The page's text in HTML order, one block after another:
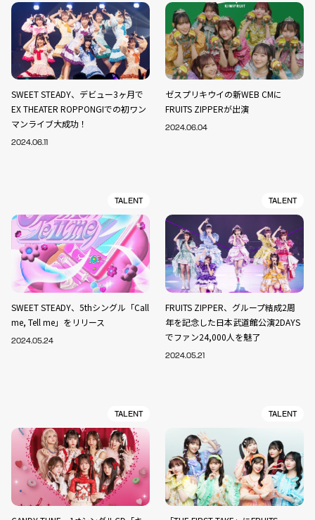
SWEET STEADY、デビュー3ヶ月で
EX THEATER ROPPONGIでの初ワン
マンライブ大成功！
2024.06.11
ゼスプリキウイの新WEB CMに
FRUITS ZIPPERが出演
2024.06.04
TALENT
SWEET STEADY、5thシングル「Call
me, Tell me」をリリース
2024.05.24
TALENT
FRUITS ZIPPER、グループ結成2周
年を記念した日本武道館公演2DAYS
でファン24,000人を魅了
2024.05.21
TALENT TALENT